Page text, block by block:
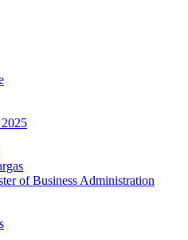
of Business Administration